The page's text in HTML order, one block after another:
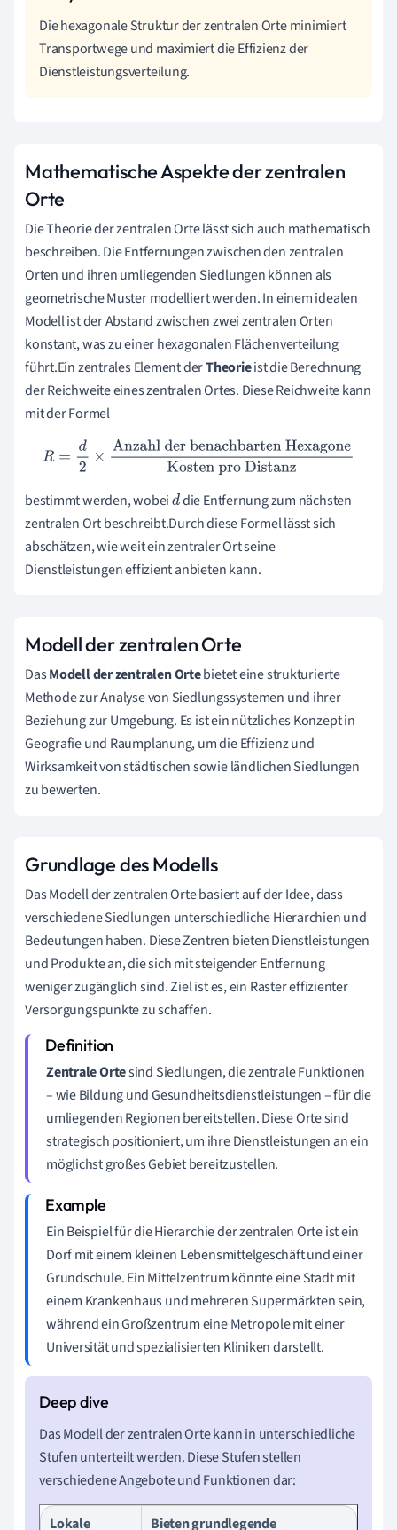
Die hexagonale Struktur der zentralen Orte minimiert
Transportwege und maximiert die Effizienz der
Dienstleistungsverteilung.
Mathematische Aspekte der zentralen
Orte
Die Theorie der zentralen Orte lässt sich auch mathematisch
beschreiben. Die Entfernungen zwischen den zentralen
Orten und ihren umliegenden Siedlungen können als
geometrische Muster modelliert werden. In einem idealen
Modell ist der Abstand zwischen zwei zentralen Orten
konstant, was zu einer hexagonalen Flächenverteilung
führt.Ein zentrales Element derTheorieist die Berechnung
der Reichweite eines zentralen Ortes. Diese Reichweite kann
mit der Formel
R=d2 ×Anzahl der benachbarten HexagoneKosten pro
Distanz
bestimmt werden, wobeiddie Entfernung zum nächsten
zentralen Ort beschreibt.Durch diese Formel lässt sich
abschätzen, wie weit ein zentraler Ort seine
Dienstleistungen effizient anbieten kann.
Modell der zentralen Orte
DasModell der zentralen Ortebietet eine strukturierte
Methode zur Analyse von Siedlungssystemen und ihrer
Beziehung zur Umgebung. Es ist ein nützliches Konzept in
Geografie und Raumplanung, um die Effizienz und
Wirksamkeit von städtischen sowie ländlichen Siedlungen
zu bewerten.
Grundlage des Modells
Das Modell der zentralen Orte basiert auf der Idee, dass
verschiedene Siedlungen unterschiedliche Hierarchien und
Bedeutungen haben. Diese Zentren bieten Dienstleistungen
und Produkte an, die sich mit steigender Entfernung
weniger zugänglich sind. Ziel ist es, ein Raster effizienter
Versorgungspunkte zu schaffen.
Zentrale Ortesind Siedlungen, die zentrale Funktionen
– wie Bildung und Gesundheitsdienstleistungen – für die
umliegenden Regionen bereitstellen. Diese Orte sind
strategisch positioniert, um ihre Dienstleistungen an ein
möglichst großes Gebiet bereitzustellen.
Ein Beispiel für die Hierarchie der zentralen Orte ist ein
Dorf mit einem kleinen Lebensmittelgeschäft und einer
Grundschule. Ein Mittelzentrum könnte eine Stadt mit
einem Krankenhaus und mehreren Supermärkten sein,
während ein Großzentrum eine Metropole mit einer
Universität und spezialisierten Kliniken darstellt.
Das Modell der zentralen Orte kann in unterschiedliche
Stufen unterteilt werden. Diese Stufen stellen
verschiedene Angebote und Funktionen dar:
Lokale Bieten grundlegende